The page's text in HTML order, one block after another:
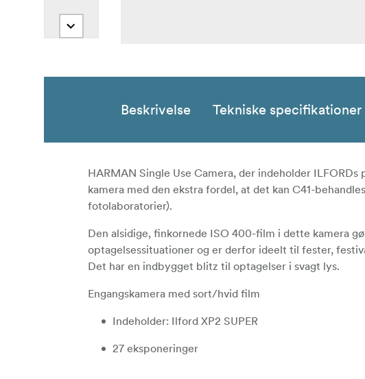
Beskrivelse Tekniske specifikationer
HARMAN Single Use Camera, der indeholder
kamera med den ekstra fordel, at det kan C41-
fotolaboratorier).
Den alsidige, finkornede ISO 400-film i dette kamera
optagelsessituationer og er derfor ideelt til fester,
Det har en indbygget blitz til optagelser i svagt lys.
Engangskamera med sort/hvid film
Indeholder: Ilford XP2 SUPER
27 eksponeringer